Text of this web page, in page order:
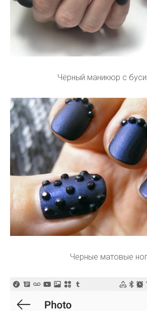
Чёрный маникюр с
Черные матовые